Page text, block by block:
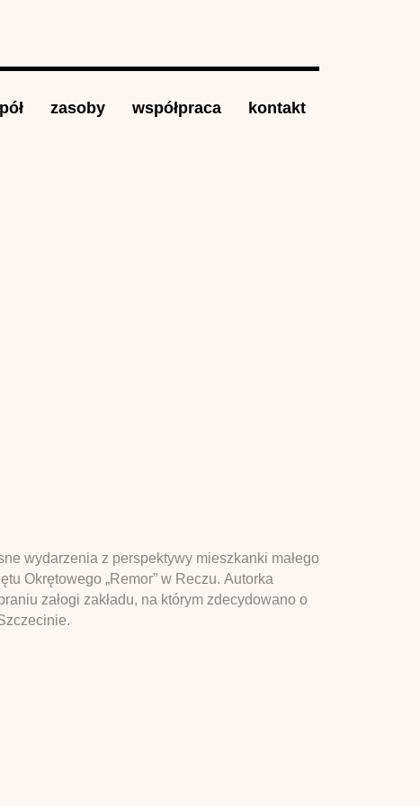
zasoby współpraca kontakt
wydarzenia z perspektywy mieszkanki małego
Okrętowego „Remor” w Reczu. Autorka
załogi zakładu, na którym zdecydowano o